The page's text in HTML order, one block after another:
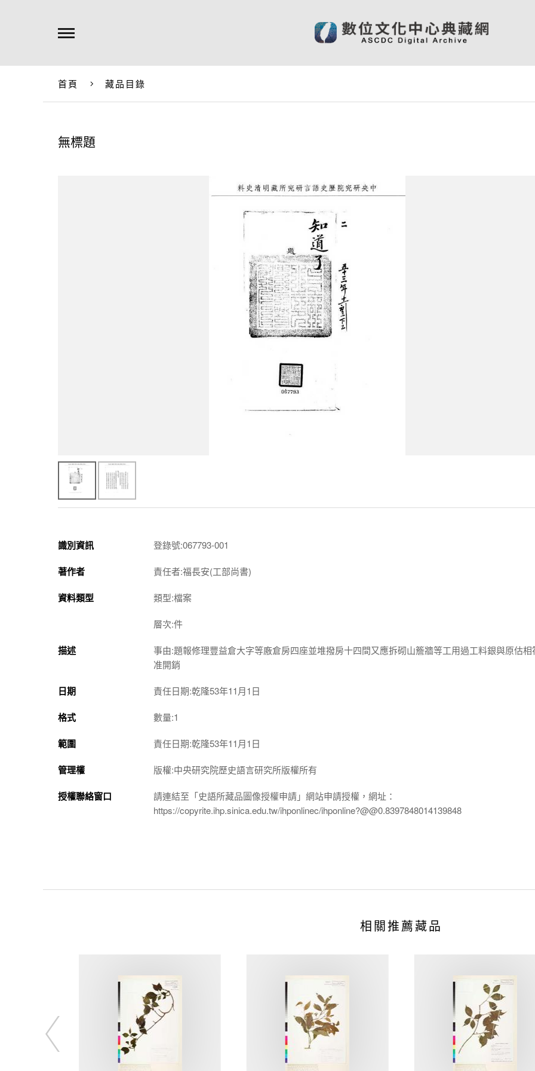
首頁 藏品目錄
無標題
識別資訊 登錄號:067793-001
著作者 責任者:福長安(工部尚書)
資料類型 類型:檔案
層次:件
描述
事由:題報修理豐益倉大字等廒倉房四座並堆撥房十四間又應拆砌山簷牆等工用過工料銀與原估相
准開銷
日期 責任日期:乾隆53年11月1日
格式 數量:1
範圍 責任日期:乾隆53年11月1日
管理權 版權:中央研究院歷史語言研究所版權所有
授權聯絡窗口
請連結至「史語所藏品圖像授權申請」網站申請授權，網址：
https://copyrite.ihp.sinica.edu.tw/ihponlinec/ihponline?@@0.8397848014139848
相關推薦藏品